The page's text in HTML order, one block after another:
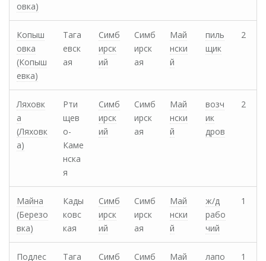
овка)
Копыш
овка
(Копыш
евка)
Тага
евск
ая
Симб
ирск
ий
Симб
ирск
ая
Май
нски
й
пиль
щик
2
Ляховк
а
(Ляховк
а)
Рти
щев
о-
Каме
нска
я
Симб
ирск
ий
Симб
ирск
ая
Май
нски
й
возч
ик
дров
2
Майна
(Березо
вка)
Кады
ковс
кая
Симб
ирск
ий
Симб
ирск
ая
Май
нски
й
ж/д
рабо
чий
1
Подлес
Тага
Симб
Симб
Май
лапо
1